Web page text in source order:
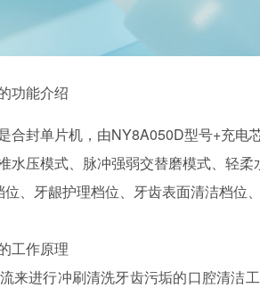
功能介绍
合封单片机，由NY8A050D型号+充电
水压模式、脉冲强弱交替磨模式、轻柔
、牙龈护理档位、牙齿表面清洁档位
工作原理
来进行冲刷清洗牙齿污垢的口腔清洁